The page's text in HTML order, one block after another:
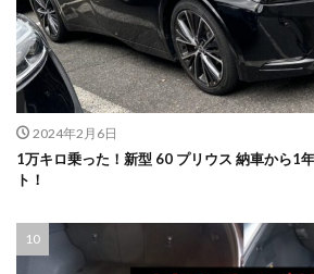
2024年2月6日
1万キロ乗った！新型 60 プリウス 納車から1
ト！